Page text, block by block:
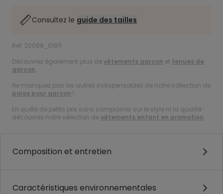
Consultez le guide des tailles
Ref. 20068_01911
Découvrez également plus devêtements garçon et tenues de
garçon.
Ne manquez pas les autres indispensables de notre collection de
polos pour garçon !
En quête de petits prix sans compromis sur le style ni la qualité :
découvrez notre sélection devêtements enfant en promotion.
Composition et entretien
Caractéristiques environnementales